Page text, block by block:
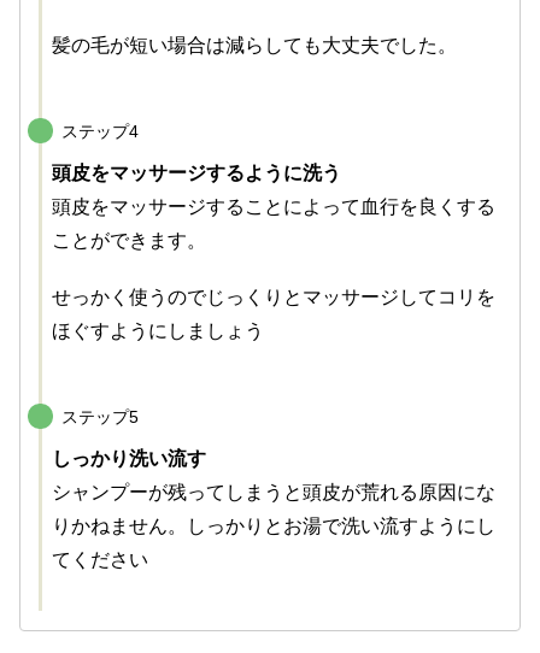
髪の毛が短い場合は減らしても大丈夫でした。
ステップ4
頭皮をマッサージするように洗う
頭皮をマッサージすることによって血行を良くする
ことができます。
せっかく使うのでじっくりとマッサージしてコリを
ほぐすようにしましょう
ステップ5
しっかり洗い流す
シャンプーが残ってしまうと頭皮が荒れる原因にな
りかねません。しっかりとお湯で洗い流すようにし
てください